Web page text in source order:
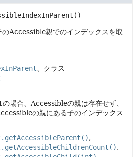
()
のAccessible親でのインデックスを取
、クラス
場合、Accessibleの親は存在せず、
の親にある子のインデックス